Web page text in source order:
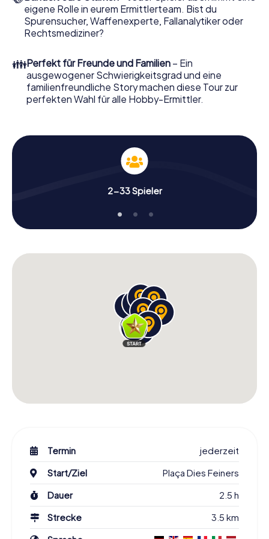
Nun fehlt Ihnen nur noch eine Kleinigkeit, um mit Ihren
Ermittlungen in Blanes zu starten: Ihr Ticketcode! Ordern
Jetzt starten Sie Ihren Online-Browser, geben Ihren Code
ein – und sind startklar!
Worauf warten Sie noch? Blanes zählt auf Sie!
eigene Rolle in eurem Ermittlerteam. Bist du
Spurensucher, Waffenexperte, Fallanalytiker oder
Rechtsmediziner?
👪Perfekt für Freunde und Familien – Ein
ausgewogener Schwierigkeitsgrad und eine
familienfreundliche Story machen diese Tour zur
perfekten Wahl für alle Hobby-Ermittler.
2-33 Spieler
Termin
jederzeit
Start/Ziel
Plaça Dies Feiners
Dauer
2.5 h
Strecke
3.5 km